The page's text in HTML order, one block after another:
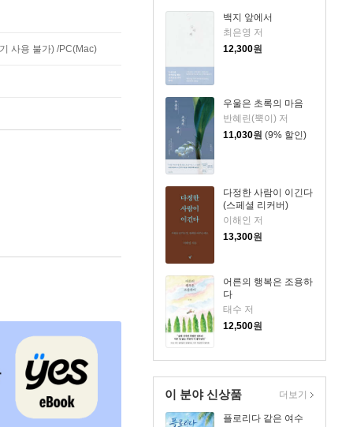
백지 앞에서
최은영 저
12,300원
우울은 초록의 마음
반혜린(뿍이) 저
11,030원 (9% 할인)
다정한 사람이 이긴다
(스페셜 리커버)
이해인 저
13,300원
어른의 행복은 조용하
다
태수 저
12,500원
이 분야 신상품
플로리다 같은 여수
더보기
사용 불가) /PC(Mac)